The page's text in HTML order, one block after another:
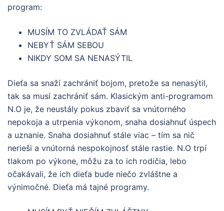
program:
MUSÍM TO ZVLÁDAŤ SÁM
NEBYŤ SÁM SEBOU
NIKDY SOM SA NENASÝTIL
Dieťa sa snaží zachrániť bojom, pretože sa nenasýtil,
tak sa musí zachrániť sám. Klasickým anti-programom
N.O je, že neustály pokus zbaviť sa vnútorného
nepokoja a utrpenia výkonom, snaha dosiahnuť úspech
a uznanie. Snaha dosiahnuť stále viac – tím sa nič
nerieši a vnútorná nespokojnosť stále rastie. N.O trpí
tlakom po výkone, môžu za to ich rodičia, lebo
očakávali, že ich dieťa bude niečo zvláštne a
výnimočné. Dieťa má tajné programy.